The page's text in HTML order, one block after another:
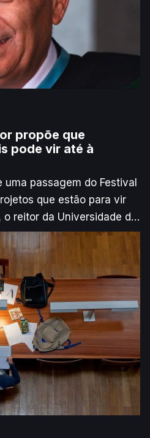
propõe que
pode vir até à
uma passagem do Festival
que estão para vir
o reitor da Universidade de
como ponte entre os